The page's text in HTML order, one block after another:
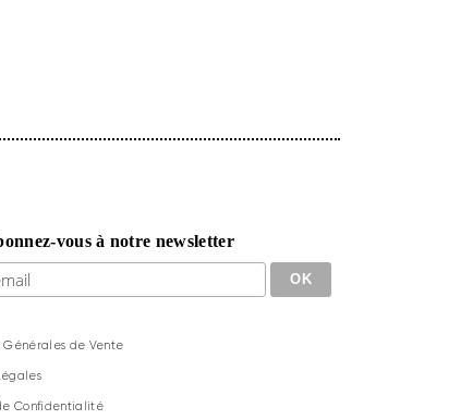
vous à notre newsletter
Générales de Vente
Confidentialité